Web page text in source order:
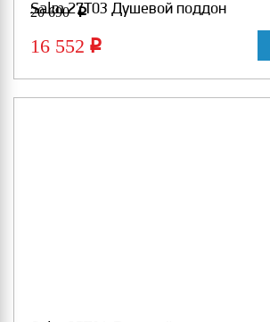
Salm 27T03 Душевой поддон
16 552 Р
20 690 Р